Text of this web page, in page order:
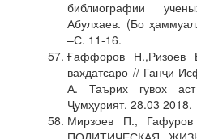
библиографии
Абулхаев. (Бо
–С. 11-16.
Ғаффоров
вахдатсаро // Ганҷи
А. Таърих гувох
Ҷумҳурият. 28.03 2018.
Мирзоев П.,